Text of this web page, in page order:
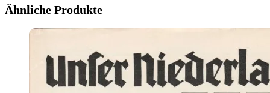
Ähnliche Produkte